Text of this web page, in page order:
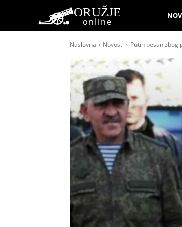
ORUŽJE
online
Naslovna Novosti Putin besan zbog